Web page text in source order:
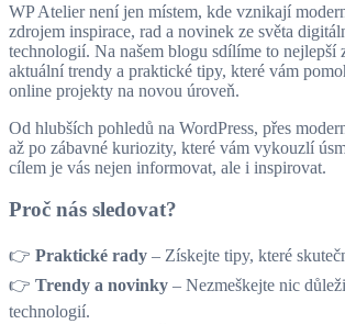
WP Atelier není jen místem, kde vznikají
zdrojem inspirace, rad a novinek ze světa
technologií. Na našem blogu sdílíme to nejlepší
aktuální trendy a praktické tipy, které vám
online projekty na novou úroveň.
Od hlubších pohledů na WordPress, přes
až po zábavné kuriozity, které vám vykouzlí
cílem je vás nejen informovat, ale i inspirovat.
Proč nás sledovat?
👉 Praktické rady – Získejte tipy, které
👉 Trendy a novinky – Nezmeškejte nic
technologií.